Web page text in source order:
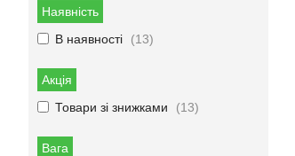
Наявність
В наявності
13
Акція
Товари зі знижками
13
Вага